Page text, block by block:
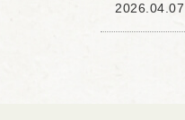
洗練さ...
2026.04.07